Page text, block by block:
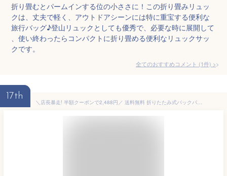
折り畳むとパームインする位の小ささに！この折り畳みリュッ
クは、丈夫で軽く、アウトドアシーンには特に重宝する便利な
旅行バッグ♪登山リュックとしても優秀で、必要な時に展開して
、使い終わったらコンパクトに折り畳める便利なリュックサッ
クです。
全てのおすすめコメント (1件) >
17th
＼店長暴走! 半額クーポンで2,488円／ 送料無料 折りたたみ式バックパック 登山 リュック 登山 バッグ 35L 超軽量 360g 防災バッグ 防災リュック バッグ ザック トレッキング バックパック リュックサック 大容量 旅行 軽量 撥水 避難 多機能 アウトドア 通気性 強度抜群